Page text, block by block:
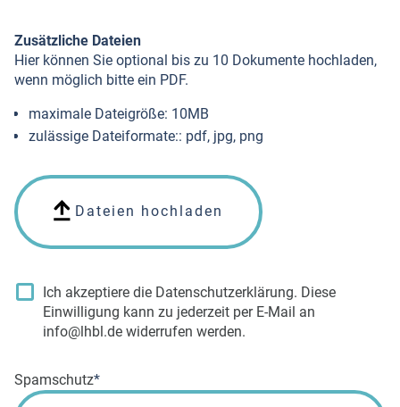
Zusätzliche Dateien
Hier können Sie optional bis zu 10 Dokumente hochladen,
wenn möglich bitte ein PDF.
maximale Dateigröße: 10MB
zulässige Dateiformate:: pdf, jpg, png
Dateien hochladen
Ich akzeptiere die Datenschutzerklärung. Diese
Einwilligung kann zu jederzeit per E-Mail an
info@lhbl.de widerrufen werden.
Pflichtfeld
Spamschutz*